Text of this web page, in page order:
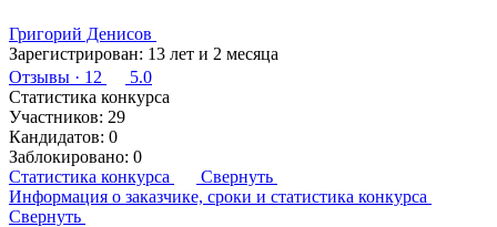
Григорий Денисов
Зарегистрирован: 13 лет и 2 месяца
Отзывы · 12
5.0
Статистика конкурса
Участников: 29
Кандидатов: 0
Заблокировано: 0
Статистика конкурса
Свернуть
Информация о заказчике, сроки и статистика конкурса
Свернуть